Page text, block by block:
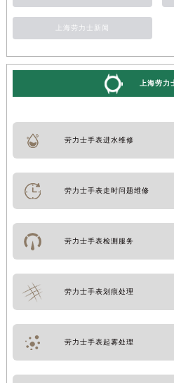
上海劳力士新闻
上海劳力
劳力士手表进水维修
劳力士手表走时问题维修
劳力士手表检测服务
劳力士手表划痕处理
劳力士手表起雾处理